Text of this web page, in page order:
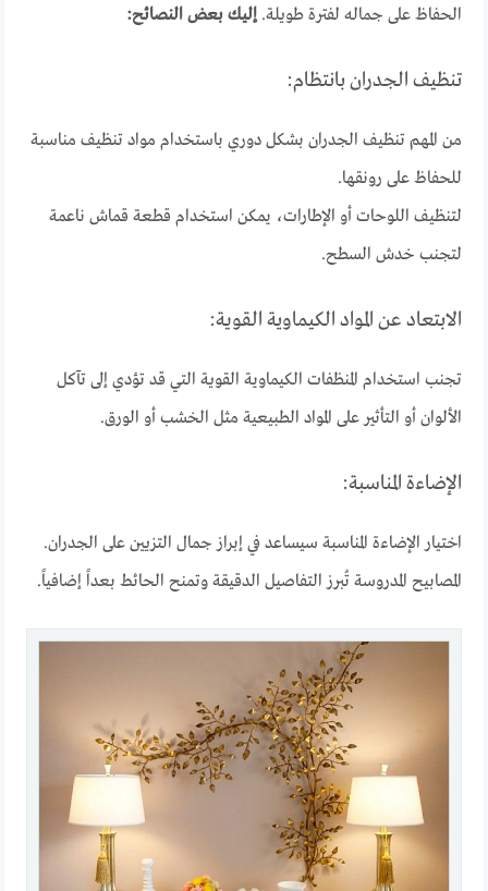
الحفاظ على جماله لفترة طويلة. إليك بعض النصائح:
تنظيف الجدران بانتظام:
من المهم تنظيف الجدران بشكل دوري باستخدام مواد تنظيف مناسبة
للحفاظ على رونقها.
لتنظيف اللوحات أو الإطارات، يمكن استخدام قطعة قماش ناعمة
لتجنب خدش السطح.
الابتعاد عن المواد الكيماوية القوية:
تجنب استخدام المنظفات الكيماوية القوية التي قد تؤدي إلى تآكل
الألوان أو التأثير على المواد الطبيعية مثل الخشب أو الورق.
الإضاءة المناسبة:
اختيار الإضاءة المناسبة سيساعد في إبراز جمال التزيين على الجدران.
المصابيح المدروسة تُبرز التفاصيل الدقيقة وتمنح الحائط بعداً إضافياً.